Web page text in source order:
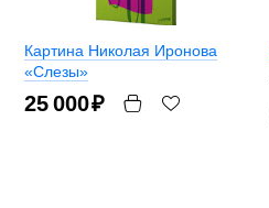
Картина Николая Иронова
«Слезы»
25 000₽